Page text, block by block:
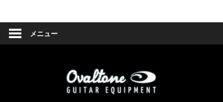
ン
Ovaltone
-
handmade
effect
メニュー